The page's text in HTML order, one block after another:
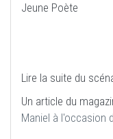
Jeune Poète
Lire la suite du
Un article du
Maniel à l'occasion